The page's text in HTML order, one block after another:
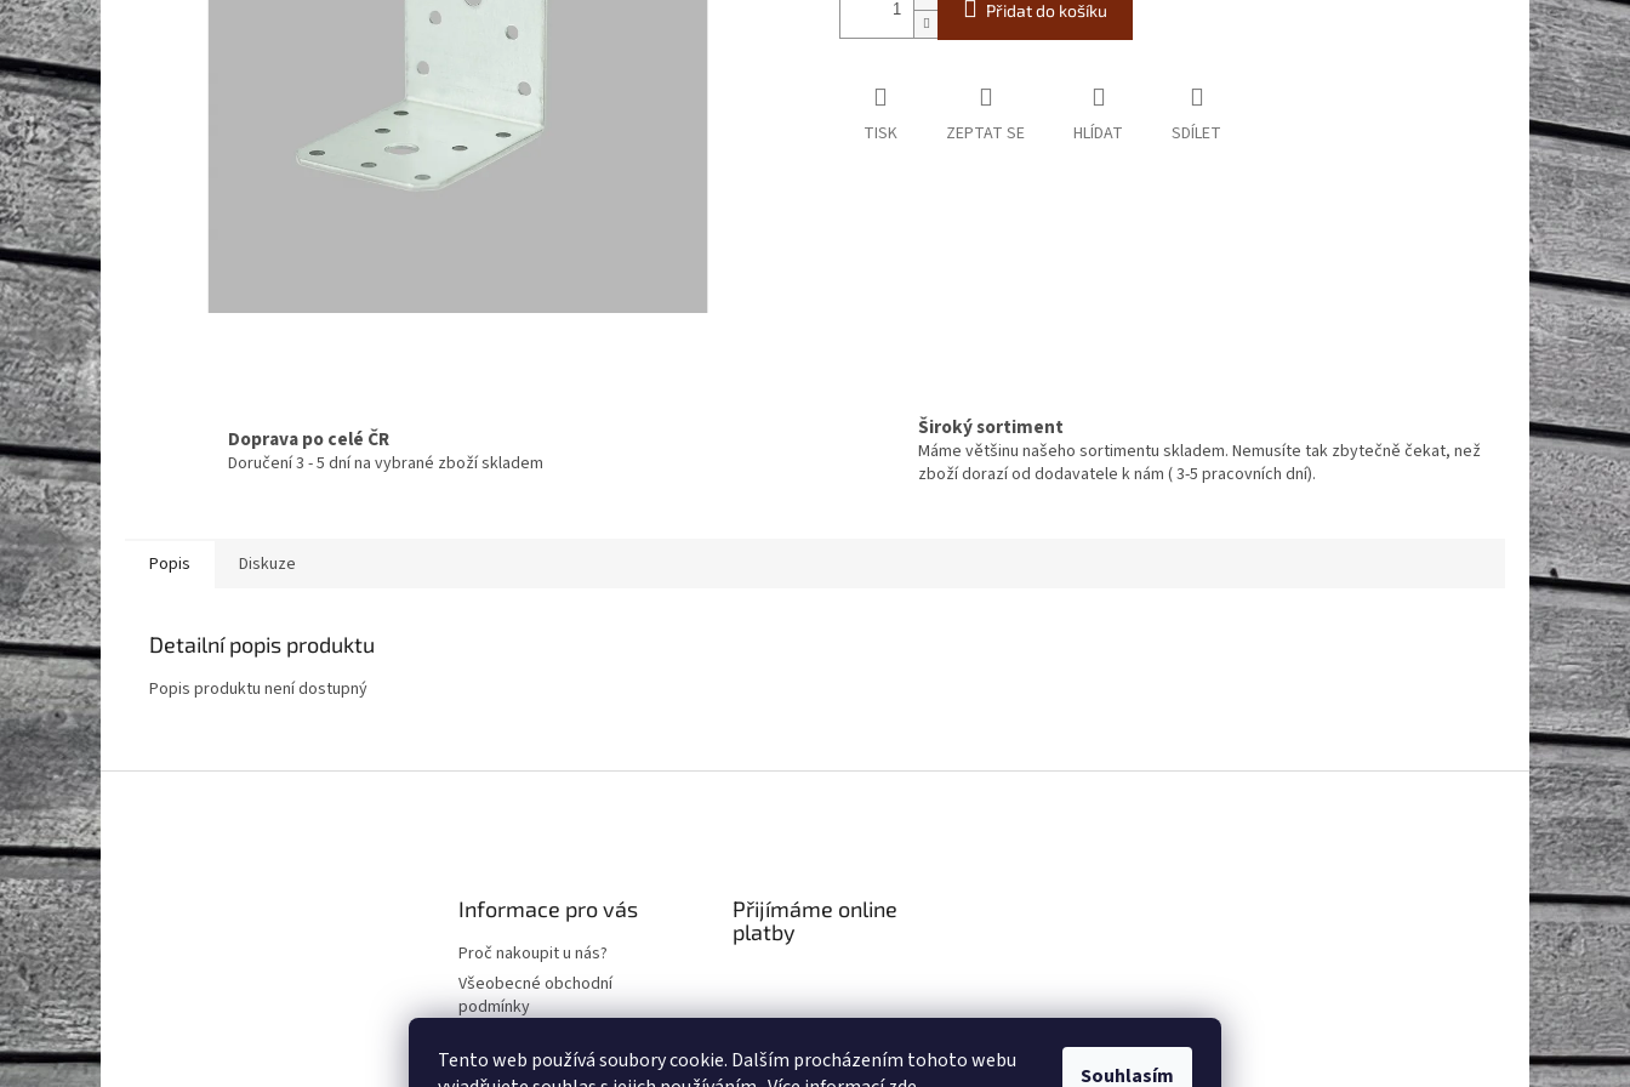
Tento web používá soubory cookie. Dalším procházením tohoto webu
Souhlasím
Přidat do košíku
TISK ZEPTAT SE HLÍDAT SDÍLET
Doprava po celé ČR
Doručení 3 - 5 dní na vybrané zboží skladem
Široký sortiment
Máme většinu našeho sortimentu skladem. Nemusíte tak zbytečně čekat, než
zboží dorazí od dodavatele k nám ( 3-5 pracovních dní).
Popis Diskuze
Detailní popis produktu
Popis produktu není dostupný
Z
á
p
a
t
í
Informace pro vás
Proč nakoupit u nás?
Všeobecné obchodní
podmínky
údajů
Přijímáme online
platby